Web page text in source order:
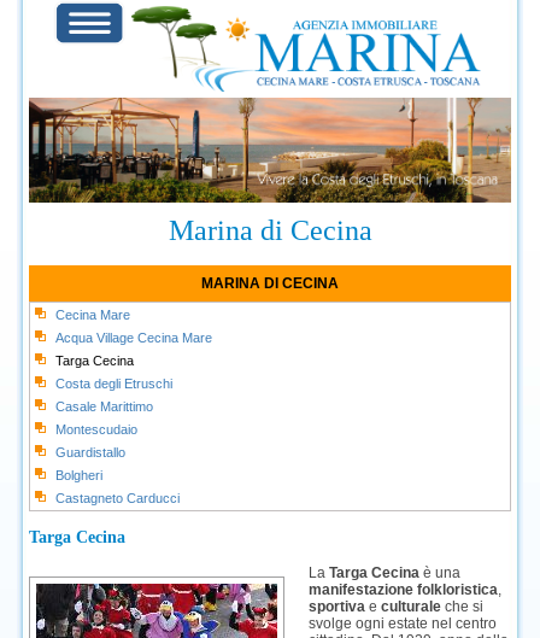
Marina di Cecina
MARINA DI CECINA
Cecina Mare
Acqua Village Cecina Mare
Targa Cecina
Costa degli Etruschi
Casale Marittimo
Montescudaio
Guardistallo
Bolgheri
Castagneto Carducci
Targa Cecina
La Targa Cecina è una
manifestazione folkloristica
sportiva e culturale che si
svolge ogni estate nel centro